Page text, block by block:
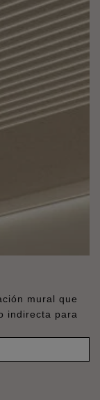
mural que
indirecta para